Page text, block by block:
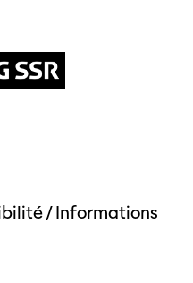
pas de manière
Explorer. Veuillez
/Informations